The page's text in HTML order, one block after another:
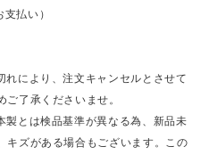
払い）
により、注文キャンセルとさせて
了承くださいませ。
とは検品基準が異なる為、新品未
キズがある場合もございます。この